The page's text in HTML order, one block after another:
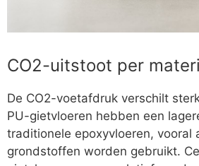
CO2-uitstoot per
De CO2-voetafdruk verschilt
PU-gietvloeren hebben een
traditionele epoxyvloeren, vooral
grondstoffen worden gebruikt.